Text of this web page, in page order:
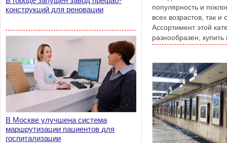
конструкций для реновации
В Москве улучшена система
маршрутизации пациентов для
госпитализации
популярность и
всех возрастов, так и
Ассортимент этой
разнообразен,